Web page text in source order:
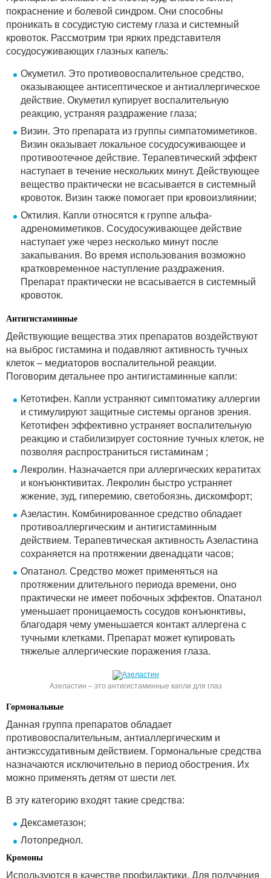
покраснение и болевой синдром. Они способны
проникать в сосудистую систему глаза и системный
кровоток. Рассмотрим три ярких представителя
сосудосуживающих глазных капель:
Окуметил. Это противовоспалительное средство,
оказывающее антисептическое и антиаллергическое
действие. Окуметил купирует воспалительную
реакцию, устраняя раздражение глаза;
Визин. Это препарата из группы симпатомиметиков.
Визин оказывает локальное сосудосуживающее и
противоотечное действие. Терапевтический эффект
наступает в течение нескольких минут. Действующее
вещество практически не всасывается в системный
кровоток. Визин также помогает при кровоизлиянии;
Октилия. Капли относятся к группе альфа-
адреномиметиков. Сосудосуживающее действие
наступает уже через несколько минут после
закапывания. Во время использования возможно
кратковременное наступление раздражения.
Препарат практически не всасывается в системный
кровоток.
Антигистаминные
Действующие вещества этих препаратов воздействуют
на выброс гистамина и подавляют активность тучных
клеток – медиаторов воспалительной реакции.
Поговорим детальнее про антигистаминные капли:
Кетотифен. Капли устраняют симптоматику аллергии
и стимулируют защитные системы органов зрения.
Кетотифен эффективно устраняет воспалительную
реакцию и стабилизирует состояние тучных клеток, не
позволяя распространиться гистаминам ;
Лекролин. Назначается при аллергических кератитах
и конъюнктивитах. Лекролин быстро устраняет
жжение, зуд, гиперемию, светобоязнь, дискомфорт;
Азеластин. Комбинированное средство обладает
противоаллергическим и антигистаминным
действием. Терапевтическая активность Азеластина
сохраняется на протяжении двенадцати часов;
Опатанол. Средство может применяться на
протяжении длительного периода времени, оно
практически не имеет побочных эффектов. Опатанол
уменьшает проницаемость сосудов конъюнктивы,
благодаря чему уменьшается контакт аллергена с
тучными клетками. Препарат может купировать
тяжелые аллергические поражения глаза.
Азеластин – это антигистаминные капли для глаз
Гормональные
Данная группа препаратов обладает
противовоспалительным, антиаллергическим и
антиэкссудативным действием. Гормональные средства
назначаются исключительно в период обострения. Их
можно применять детям от шести лет.
В эту категорию входят такие средства:
Дексаметазон;
Лотопреднол.
Кромоны
Используются в качестве профилактики. Для получения